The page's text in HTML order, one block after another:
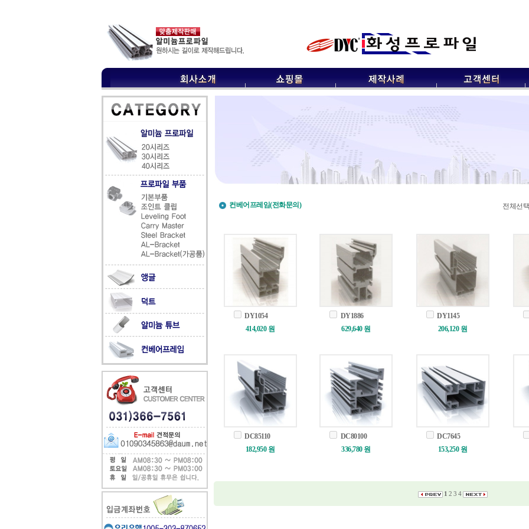
컨베어프레임(전화문의) 전체선
DY1054
414,020 원
DY1886
629,640 원
DY1145
206,120 원
DC85110
182,950 원
DC80100
336,780 원
DC7645
153,250 원
1 2 3 4